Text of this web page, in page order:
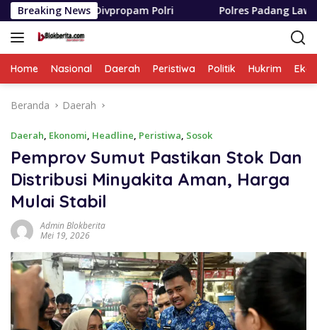
Langsung
ke
konten
Breaking News
Divpropam Polri Polres Padang Lawas Utara Resmi
Home Nasional Daerah Peristiwa Politik Hukrim
Beranda Daerah
Daerah, Ekonomi, Headline, Peristiwa, Sosok
Pemprov Sumut Pastikan Stok Dan
Distribusi Minyakita Aman, Harga
Mulai Stabil
Admin Blokberita
Mei 19, 2026